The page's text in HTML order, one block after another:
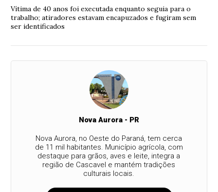
Vítima de 40 anos foi executada enquanto seguia para o
trabalho; atiradores estavam encapuzados e fugiram sem
ser identificados
Nova Aurora - PR
Nova Aurora, no Oeste do Paraná, tem cerca
de 11 mil habitantes. Município agrícola, com
destaque para grãos, aves e leite, integra a
região de Cascavel e mantém tradições
culturais locais.